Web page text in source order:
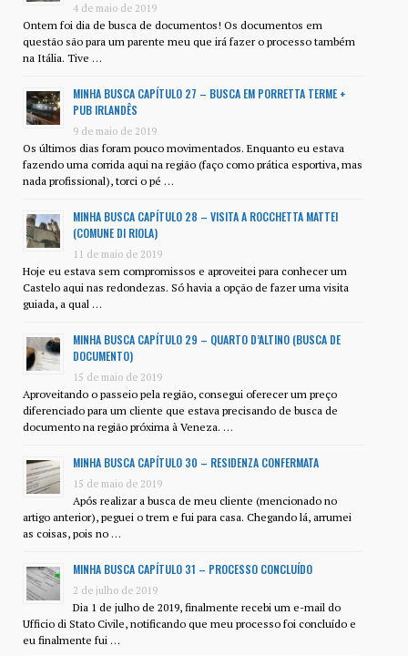
4 de maio de 2019
Ontem foi dia de busca de documentos! Os documentos em
questão são para um parente meu que irá fazer o processo também
na Itália. Tive …
MINHA BUSCA CAPÍTULO 27 – BUSCA EM PORRETTA TERME +
PUB IRLANDÊS
9 de maio de 2019
Os últimos dias foram pouco movimentados. Enquanto eu estava
fazendo uma corrida aqui na região (faço como prática esportiva, mas
nada profissional), torci o pé …
MINHA BUSCA CAPÍTULO 28 – VISITA A ROCCHETTA MATTEI
(COMUNE DI RIOLA)
11 de maio de 2019
Hoje eu estava sem compromissos e aproveitei para conhecer um
Castelo aqui nas redondezas. Só havia a opção de fazer uma visita
guiada, a qual …
MINHA BUSCA CAPÍTULO 29 – QUARTO D’ALTINO (BUSCA DE
DOCUMENTO)
15 de maio de 2019
Aproveitando o passeio pela região, consegui oferecer um preço
diferenciado para um cliente que estava precisando de busca de
documento na região próxima à Veneza. …
MINHA BUSCA CAPÍTULO 30 – RESIDENZA CONFERMATA
15 de maio de 2019
Após realizar a busca de meu cliente (mencionado no
artigo anterior), peguei o trem e fui para casa. Chegando lá, arrumei
as coisas, pois no …
MINHA BUSCA CAPÍTULO 31 – PROCESSO CONCLUÍDO
2 de julho de 2019
Dia 1 de julho de 2019, finalmente recebi um e-mail do
Ufficio di Stato Civile, notificando que meu processo foi concluído e
eu finalmente fui …